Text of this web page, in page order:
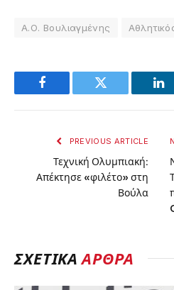
Α.Ο. Βουλιαγμένης
Facebook Twitter
PREVIOUS ARTICLE
Τεχνική Ολυμπιακή:
Απέκτησε «φιλέτο» στη
Βούλα
ΣΧΕΤΙΚΆΆΡΘΡΑ